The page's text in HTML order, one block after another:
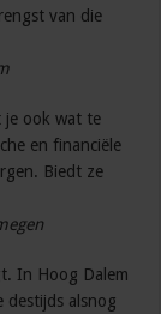
van die
je ook wat te
en financiële
Biedt ze
In Hoog Dalem
destijds alsnog